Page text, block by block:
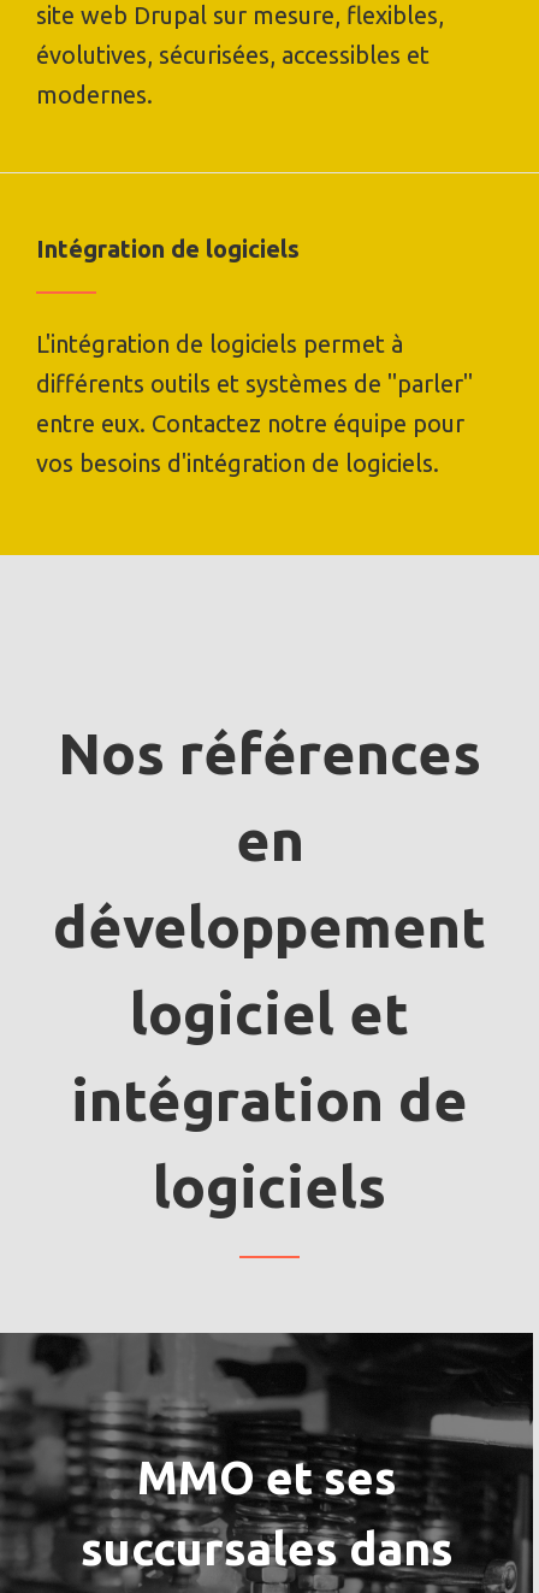
site web Drupal sur mesure, flexibles,
évolutives, sécurisées, accessibles et
modernes.
Intégration de logiciels
L'intégration de logiciels permet à
différents outils et systèmes de "parler"
entre eux. Contactez notre équipe pour
vos besoins d'intégration de logiciels.
Nos références
en
développement
logiciel et
intégration de
logiciels
MMO et ses
succursales dans